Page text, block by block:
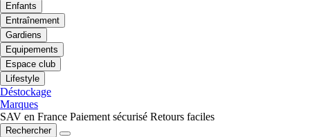
Enfants
Entraînement
Gardiens
Equipements
Espace club
Lifestyle
Déstockage
Marques
SAV en France Paiement sécurisé Retours faciles
Rechercher